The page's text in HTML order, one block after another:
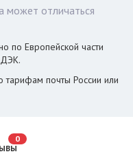
0
может отличаться
по Европейской части
почты России или